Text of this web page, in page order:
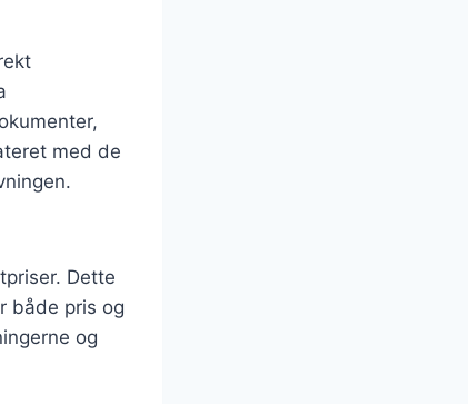
med de
Dette
både pris og
og